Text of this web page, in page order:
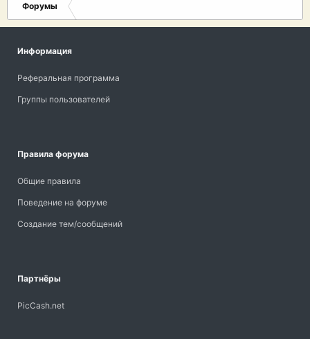
Форумы
Информация
Реферальная программа
Группы пользователей
Правила форума
Общие правила
Поведение на форуме
Создание тем/сообщений
Партнёры
PicCash.net